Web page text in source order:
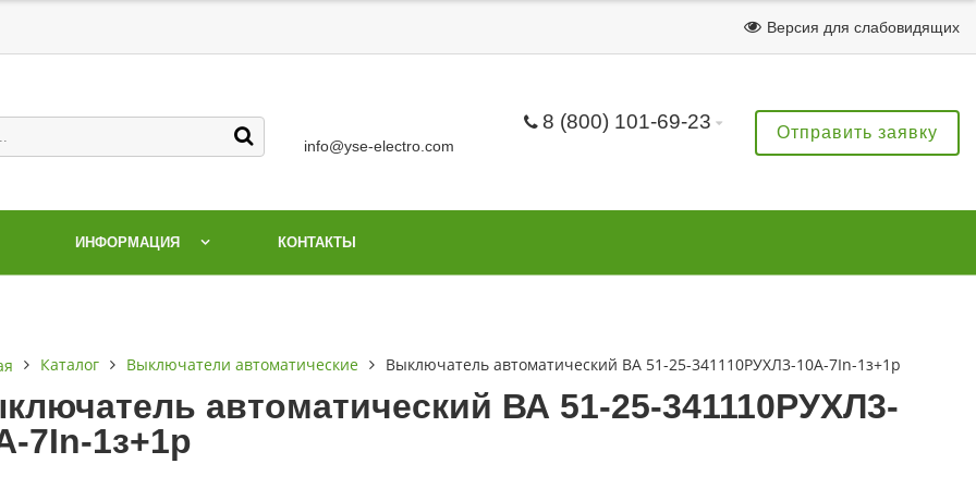
Версия для слабовидящих
8 (800) 101-69-23
info@yse-electro.com
Отправить заявку
ИНФОРМАЦИЯ КОНТАКТЫ
Каталог Выключатели автоматические Выключатель автоматический ВА 51-25-341110РУХЛ3-10А-7In-1з+1р
автоматический ВА 51-25-341110РУХЛ3-
7In-1з+1р